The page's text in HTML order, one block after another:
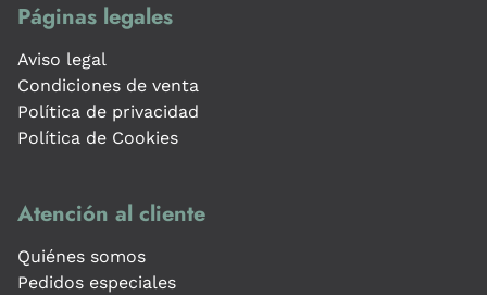
Páginas legales
Aviso legal
Condiciones de venta
Política de privacidad
Política de Cookies
Atención al cliente
Quiénes somos
Pedidos especiales